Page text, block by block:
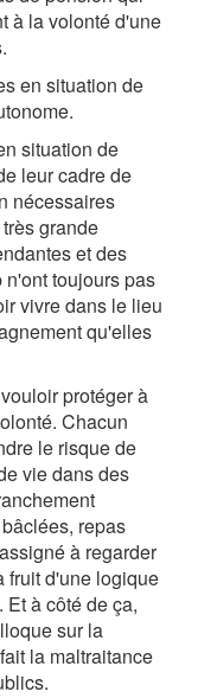
à la volonté d'une
en situation de
situation de
leur cadre de
nécessaires
grande
et des
toujours pas
vivre dans le lieu
qu'elles
protéger à
Chacun
le risque de
vie dans des
repas
à regarder
fruit d'une logique
à côté de ça,
sur la
la maltraitance